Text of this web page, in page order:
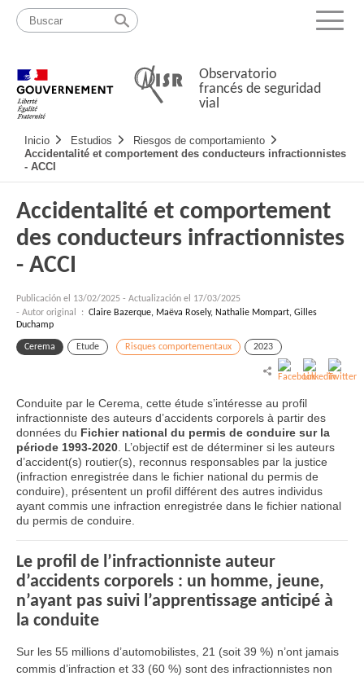
Pasar
contenido
Mapa
web
Menu
Observatorio
francés de seguridad
vial
Navigation
principale
Inicio Estudios
Riesgos de comportamiento
Accidentalité et comportement des conducteurs infractionnistes
- ACCI
Accidentalité et comportement
des conducteurs infractionnistes
- ACCI
Publicación el 13/02/2025 - Actualización el 17/03/2025
- Autor original : Claire Bazerque, Maëva Rosely, Nathalie Mompart, Gilles
Duchamp
Cerema Etude Risques comportementaux 2023
Conduite par le Cerema, cette étude s’intéresse au profil
infractionniste des auteurs d’accidents corporels à partir des
données du Fichier national du permis de conduire sur la
période 1993-2020 . L’objectif est de déterminer si les auteurs
d’accident(s) routier(s), reconnus responsables par la justice
(infraction enregistrée dans le fichier national du permis de
conduire), présentent un profil différent des autres individus
ayant commis une infraction enregistrée dans le fichier national
du permis de conduire.
Le profil de l’infractionniste auteur
d’accidents corporels : un homme, jeune,
n’ayant pas suivi l’apprentissage anticipé à
la conduite
Sur les 55 millions d’automobilistes, 21 (soit 39 %) n’ont jamais
commis d’infraction et 33 (60 %) sont des infractionnistes non